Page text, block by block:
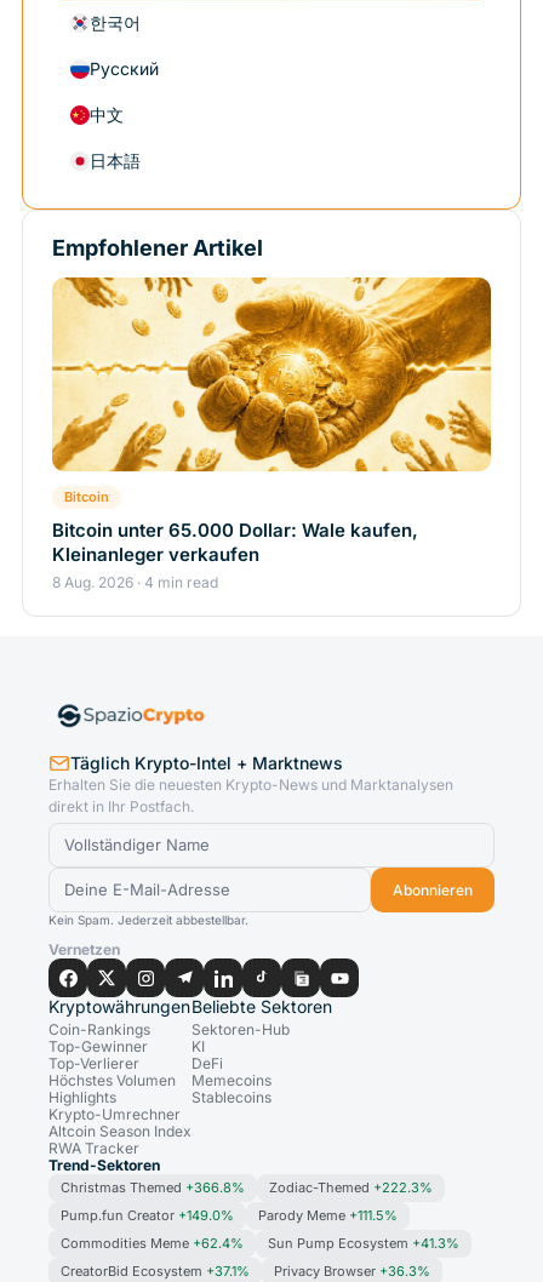
한국어
Русский
中文
日本語
Empfohlener Artikel
Bitcoin
Bitcoin unter 65.000 Dollar: Wale kaufen,
Kleinanleger verkaufen
8 Aug. 2026 · 4 min read
Täglich Krypto-Intel + Marktnews
Erhalten Sie die neuesten Krypto-News und Marktanalysen
direkt in Ihr Postfach.
Abonnieren
Kein Spam. Jederzeit abbestellbar.
Vernetzen
Kryptowährungen
Coin-Rankings
Top-Gewinner
Top-Verlierer
Höchstes Volumen
Highlights
Krypto-Umrechner
Altcoin Season Index
RWA Tracker
Beliebte Sektoren
Sektoren-Hub
KI
DeFi
Memecoins
Stablecoins
Trend-Sektoren
Christmas Themed +366.8% Zodiac-Themed +222.3%
Pump.fun Creator +149.0% Parody Meme +111.5%
Commodities Meme +62.4% Sun Pump Ecosystem +41.3%
CreatorBid Ecosystem +37.1% Privacy Browser +36.3%